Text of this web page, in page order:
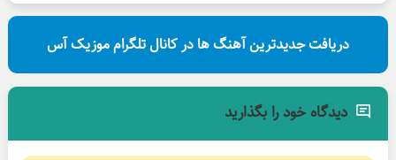
دریافت جدیدترین آهنگ ها در کانال تلگرام موزیک آس
دیدگاه خود را بگذارید